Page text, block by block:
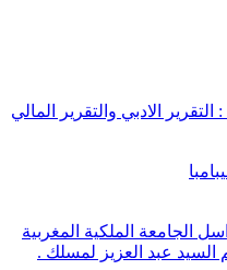
الجامعة الملكية المغربية
السيد عبد العزيز لمسلك .